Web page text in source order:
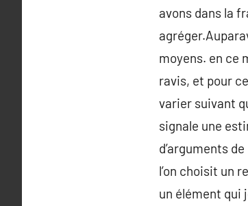
avons dans la
moyens. en ce
ravis, et pour
varier suivant
signale une
d’arguments
l’on choisit un
un élément qui